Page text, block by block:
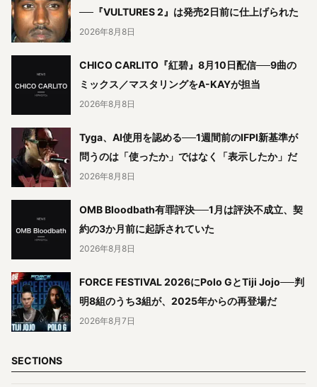
──『VULTURES 2』は発売2日前に仕上げられた
2026年8月8日
CHICO CARLITO『紅碧』8月10日配信──9曲の
ミックス／マスタリングをA-KAYが担当
2026年8月8日
Tyga、AI使用を認める──1週間前のIFPI新基準が
問うのは「使ったか」ではなく「表示したか」だ
2026年8月8日
OMB Bloodbath有罪評決──1月は評決不成立、契
約の3か月前に起訴されていた
2026年8月8日
FORCE FESTIVAL 2026にPolo GとTiji Jojo──判
明8組のうち3組が、2025年からの再登場だ
2026年8月7日
SECTIONS